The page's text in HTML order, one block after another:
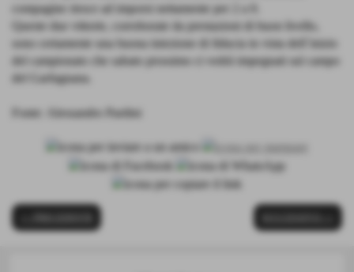
compagine riesce ad imporsi nettamente per 2 a 0.
Queste due vittorie, corroborate da prestazioni di buon livello,
sono certamente una buona iniezione di fiducia in vista dell´inizio
del campionato che sabato prossimo ci vedrà impegnati sul campo
del Garfagnana.
Fonte: Alessandro Pardini